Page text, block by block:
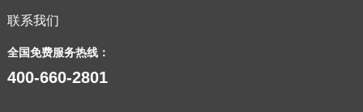
联系我们
全国免费服务热线：
400-660-2801